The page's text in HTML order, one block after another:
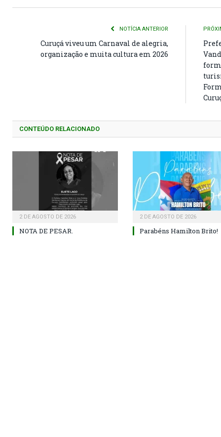
NOTÍCIA ANTERIOR
Curuçá viveu um Carnaval de alegria,
organização e muita cultura em 2026
CONTEÚDO RELACIONADO
2 DE AGOSTO DE 2026
NOTA DE PESAR.
2 DE AGOSTO DE 2026
Parabéns Hamilton Brito!